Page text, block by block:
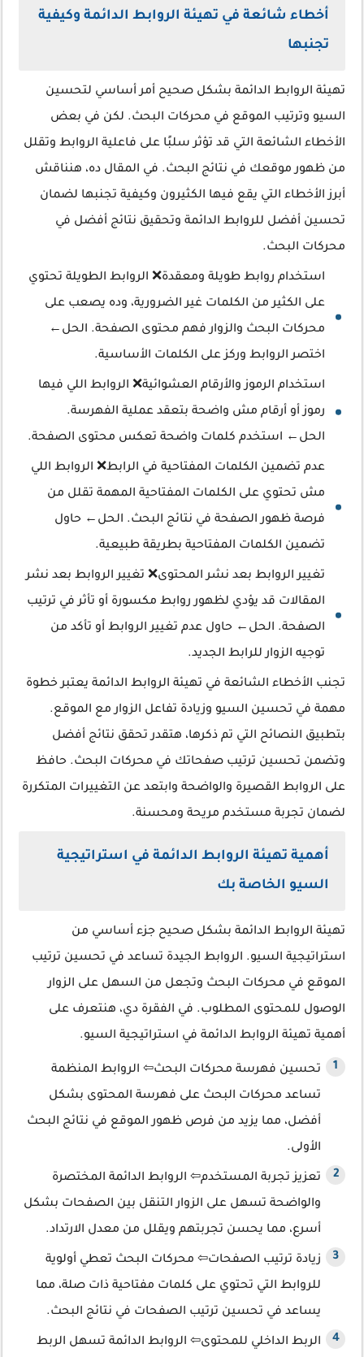
أخطاء شائعة في تهيئة الروابط الدائمة وكيفية
تجنبها
تهيئة الروابط الدائمة بشكل صحيح أمر أساسي لتحسين
السيو وترتيب الموقع في محركات البحث. لكن في بعض
الأخطاء الشائعة التي قد تؤثر سلبًا على فاعلية الروابط وتقلل
من ظهور موقعك في نتائج البحث. في المقال ده، هنناقش
أبرز الأخطاء التي يقع فيها الكثيرون وكيفية تجنبها لضمان
تحسين أفضل للروابط الدائمة وتحقيق نتائج أفضل في
محركات البحث.
استخدام روابط طويلة ومعقدة❌ الروابط الطويلة تحتوي
على الكثير من الكلمات غير الضرورية، وده يصعب على
محركات البحث والزوار فهم محتوى الصفحة. الحل←
اختصر الروابط وركز على الكلمات الأساسية.
استخدام الرموز والأرقام العشوائية❌ الروابط اللي فيها
رموز أو أرقام مش واضحة بتعقد عملية الفهرسة.
الحل← استخدم كلمات واضحة تعكس محتوى الصفحة.
عدم تضمين الكلمات المفتاحية في الرابط❌ الروابط اللي
مش تحتوي على الكلمات المفتاحية المهمة تقلل من
فرصة ظهور الصفحة في نتائج البحث. الحل← حاول
تضمين الكلمات المفتاحية بطريقة طبيعية.
تغيير الروابط بعد نشر المحتوى❌ تغيير الروابط بعد نشر
المقالات قد يؤدي لظهور روابط مكسورة أو تأثر في ترتيب
الصفحة. الحل← حاول عدم تغيير الروابط أو تأكد من
توجيه الزوار للرابط الجديد.
تجنب الأخطاء الشائعة في تهيئة الروابط الدائمة يعتبر خطوة
مهمة في تحسين السيو وزيادة تفاعل الزوار مع الموقع.
بتطبيق النصائح التي تم ذكرها، هتقدر تحقق نتائج أفضل
وتضمن تحسين ترتيب صفحاتك في محركات البحث. حافظ
على الروابط القصيرة والواضحة وابتعد عن التغييرات المتكررة
لضمان تجربة مستخدم مريحة ومحسنة.
أهمية تهيئة الروابط الدائمة في استراتيجية
السيو الخاصة بك
تهيئة الروابط الدائمة بشكل صحيح جزء أساسي من
استراتيجية السيو. الروابط الجيدة تساعد في تحسين ترتيب
الموقع في محركات البحث وتجعل من السهل على الزوار
الوصول للمحتوى المطلوب. في الفقرة دي، هنتعرف على
أهمية تهيئة الروابط الدائمة في استراتيجية السيو.
تحسين فهرسة محركات البحث⇦ الروابط المنظمة
تساعد محركات البحث على فهرسة المحتوى بشكل
أفضل، مما يزيد من فرص ظهور الموقع في نتائج البحث
الأولى.
تعزيز تجربة المستخدم⇦ الروابط الدائمة المختصرة
والواضحة تسهل على الزوار التنقل بين الصفحات بشكل
أسرع، مما يحسن تجربتهم ويقلل من معدل الارتداد.
زيادة ترتيب الصفحات⇦ محركات البحث تعطي أولوية
للروابط التي تحتوي على كلمات مفتاحية ذات صلة، مما
يساعد في تحسين ترتيب الصفحات في نتائج البحث.
الربط الداخلي للمحتوى⇦ الروابط الدائمة تسهل الربط